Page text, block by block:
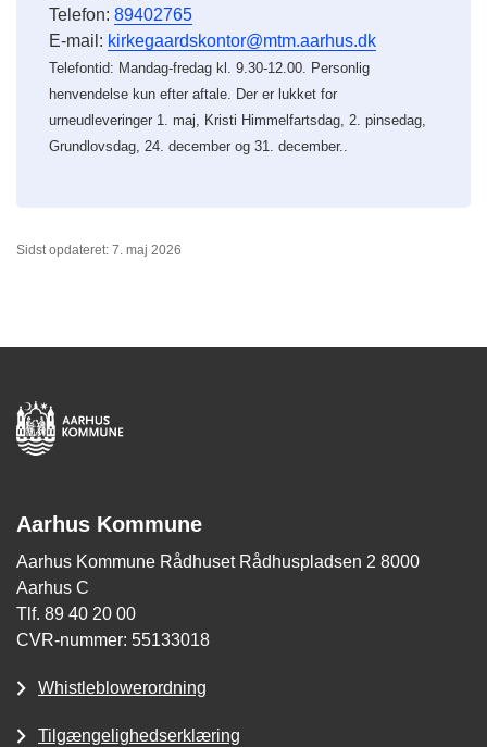
Telefon: 89402765
E-mail: kirkegaardskontor@mtm.aarhus.dk
Telefontid: Mandag-fredag kl. 9.30-12.00. Personlig
henvendelse kun efter aftale. Der er lukket for
urneudleveringer 1. maj, Kristi Himmelfartsdag, 2. pinsedag,
Grundlovsdag, 24. december og 31. december..
Sidst opdateret: 7. maj 2026
Aarhus Kommune
Aarhus Kommune Rådhuset Rådhuspladsen 2 8000
Aarhus C
Tlf. 89 40 20 00
CVR-nummer: 55133018
Whistleblowerordning
Tilgængelighedserklæring